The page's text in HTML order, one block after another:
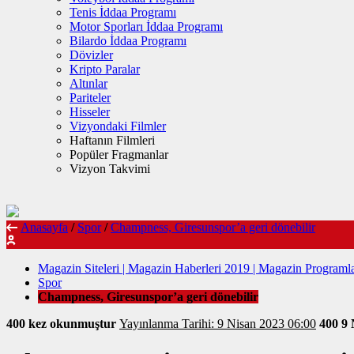
Tenis İddaa Programı
Motor Sporları İddaa Programı
Bilardo İddaa Programı
Dövizler
Kripto Paralar
Altınlar
Pariteler
Hisseler
Vizyondaki Filmler
Haftanın Filmleri
Popüler Fragmanlar
Vizyon Takvimi
Anasayfa / Spor / Champness, Giresunspor’a geri dönebilir
Magazin Siteleri | Magazin Haberleri 2019 | Magazin
Spor
Champness, Giresunspor’a geri dönebilir
400 kez okunmuştur
Yayınlanma Tarihi: 9 Nisan 2023 06:00 400 9